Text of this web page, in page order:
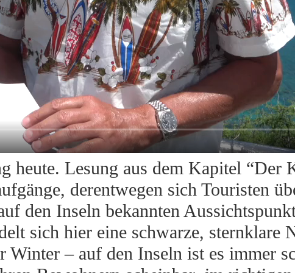
heute. Lesung aus dem Kapitel
derentwegen sich Touristen
den Inseln bekannten
sich hier eine schwarze, sternklare
Winter – auf den Inseln ist es immer